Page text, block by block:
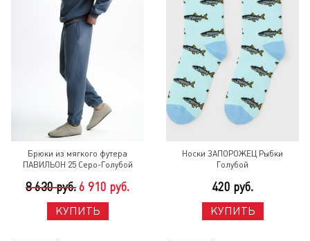
Брюки из мягкого футера
ПАВИЛЬОН 25 Серо-Голубой
8 630 руб. 6 910 руб.
КУПИТЬ
Носки ЗАПОРОЖЕЦ Рыбки
Голубой
420 руб.
КУПИТЬ